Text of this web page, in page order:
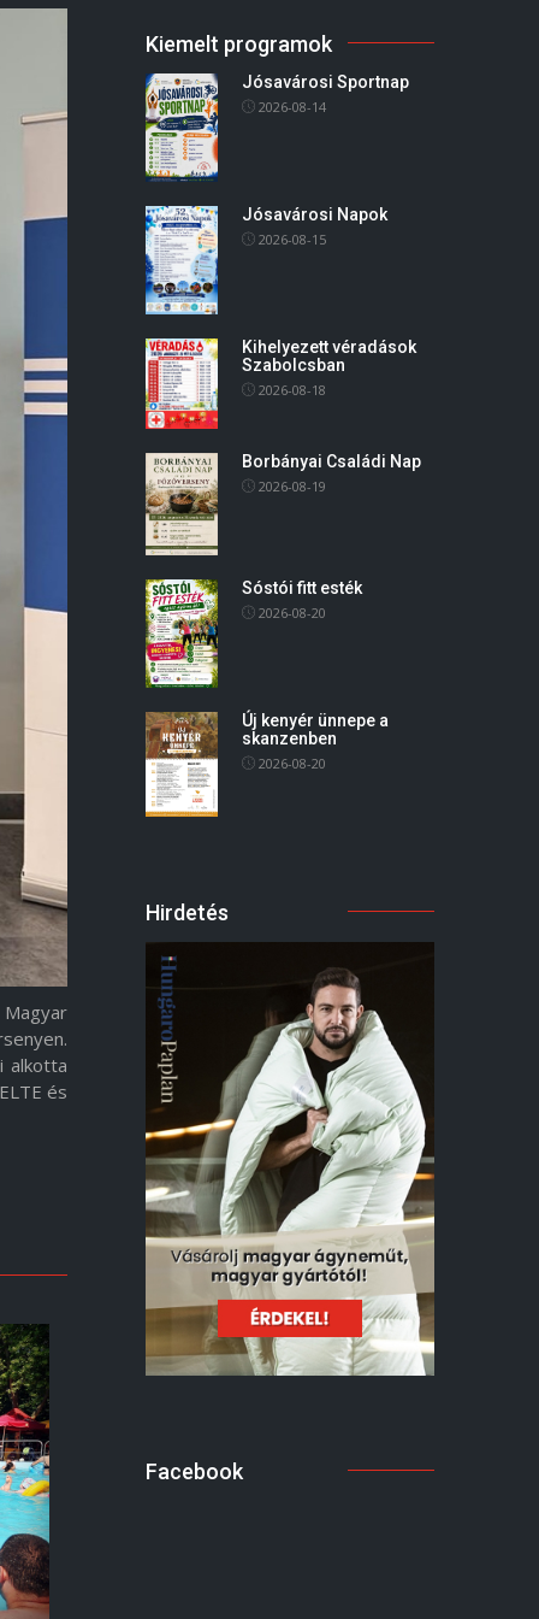
alkotta
és
Kiemelt programok
Jósavárosi Sportnap
2026-08-14
Jósavárosi Napok
2026-08-15
Kihelyezett véradások
Szabolcsban
2026-08-18
Borbányai Családi Nap
2026-08-19
Sóstói fitt esték
2026-08-20
Új kenyér ünnepe a
skanzenben
2026-08-20
Hirdetés
Facebook